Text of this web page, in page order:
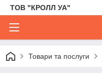
ТОВ "КРОЛЛ УА"
Товари та послуги